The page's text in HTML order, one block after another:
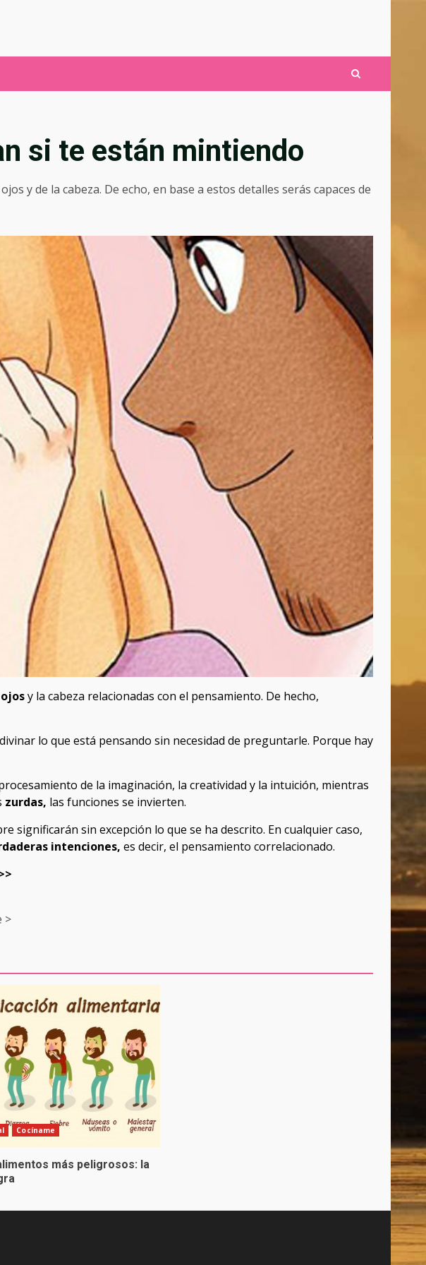
si te están mintiendo
y de la cabeza. De echo, en base a estos detalles serás capaces de
y la cabeza relacionadas con el pensamiento. De hecho,
lo que está pensando sin necesidad de preguntarle. Porque hay
de la imaginación, la creatividad y la intuición, mientras
zurdas, las funciones se invierten.
significarán sin excepción lo que se ha descrito. En cualquier caso,
intenciones, es decir, el pensamiento correlacionado.
>
Cocíname
más peligrosos: la